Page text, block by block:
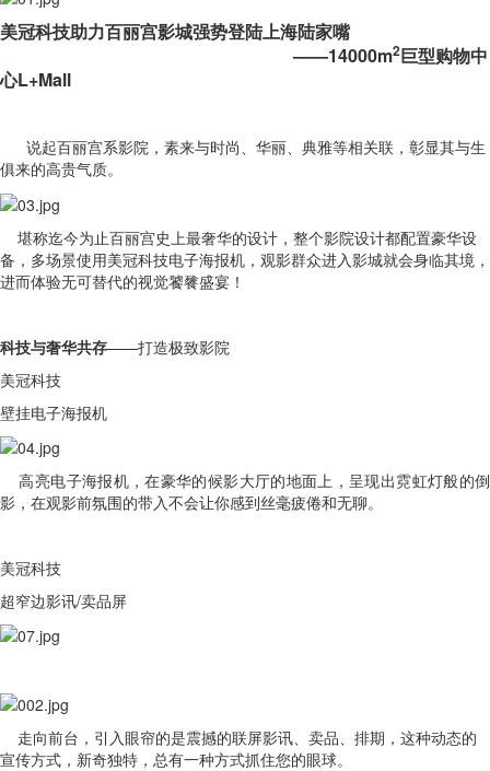
美冠科技助力百丽宫影城强势登陆上海陆家嘴
——14000m2巨型购物中
心L+Mall
说起百丽宫系影院，素来与时尚、华丽、典雅等相关联，彰显其与生
俱来的高贵气质。
堪称迄今为止百丽宫史上最奢华的设计，整个影院设计都配置豪华设
备，多场景使用美冠科技电子海报机，观影群众进入影城就会身临其境，
进而体验无可替代的视觉饕餮盛宴！
科技与奢华共存——打造极致影院
美冠科技
壁挂电子海报机
高亮电子海报机，在豪华的候影大厅的地面上，呈现出霓虹灯般的倒
影，在观影前氛围的带入不会让你感到丝毫疲倦和无聊。
美冠科技
超窄边影讯/卖品屏
走向前台，引入眼帘的是震撼的联屏影讯、卖品、排期，这种动态的
宣传方式，新奇独特，总有一种方式抓住您的眼球。